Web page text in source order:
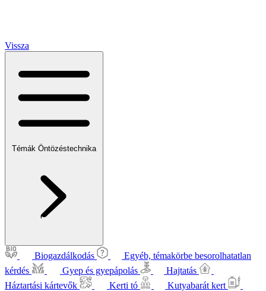
Vissza
Témák Öntözéstechnika
Biogazdálkodás
Egyéb, témakörbe besorolhatatlan
kérdés
Gyep és gyepápolás
Hajtatás
Háztartási kártevők
Kerti tó
Kutyabarát kert